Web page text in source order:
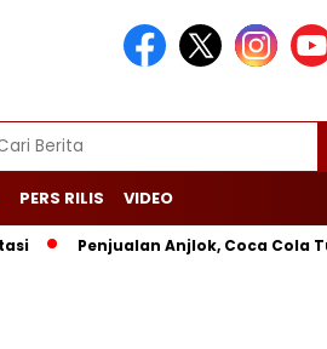
PERS RILIS VIDEO
Penjualan Anjlok, Coca Cola Tutup